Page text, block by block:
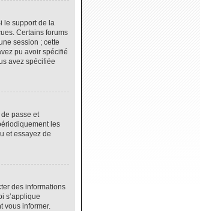
le support de la
Certains forums
session ; cette
pu avoir spécifié
avez spécifiée
passe et
les
et essayez de
des informations
s’applique
vous informer.